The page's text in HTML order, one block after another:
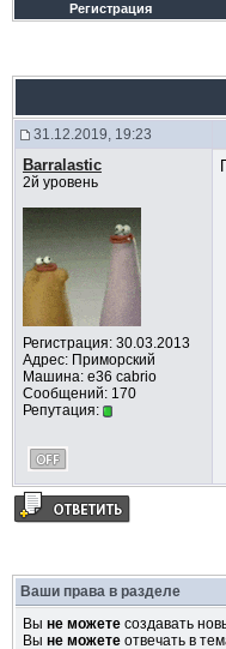
Регистрация
31.12.2019, 19:23
Barralastic
2й уровень
Регистрация: 30.03.2013
Адрес: Приморский
Машина: e36 cabrio
Сообщений: 170
Репутация:
Ваши права в разделе
Вы не можетесоздавать
Вы не можетеотвечать в